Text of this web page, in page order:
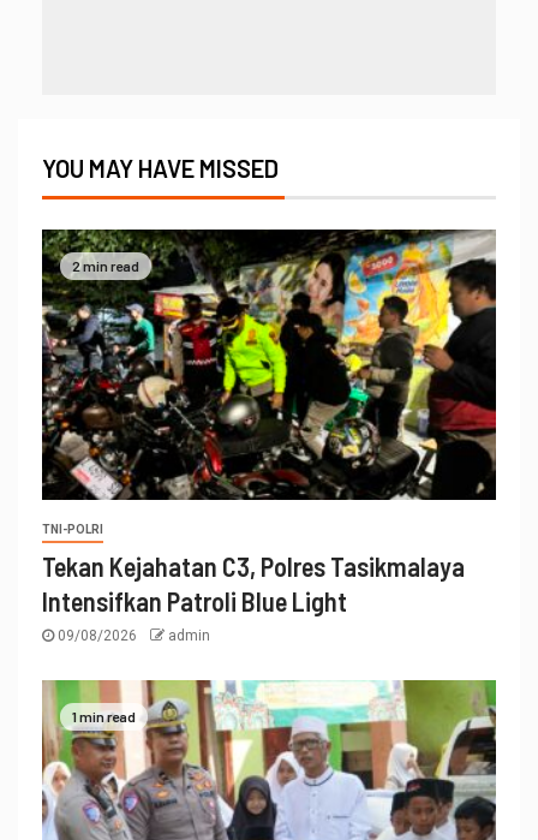
YOU MAY HAVE MISSED
2 min read
TNI-POLRI
Tekan Kejahatan C3, Polres Tasikmalaya
Intensifkan Patroli Blue Light
09/08/2026 admin
1 min read